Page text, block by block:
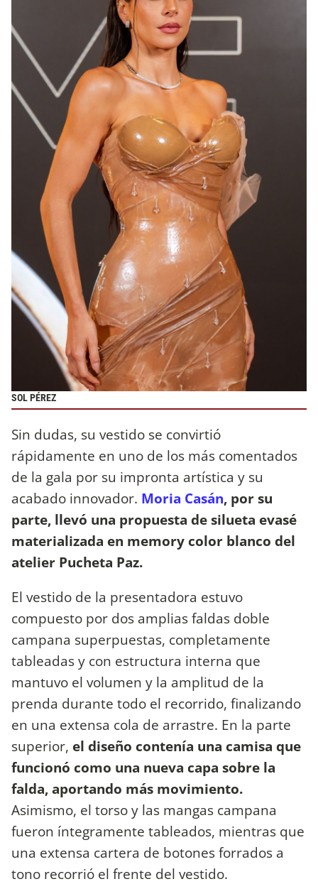
SOL PÉREZ
Sin dudas, su vestido se convirtió
rápidamente en uno de los más comentados
de la gala por su impronta artística y su
acabado innovador. Moria Casán, por su
parte, llevó una propuesta de silueta evasé
materializada en memory color blanco del
atelier Pucheta Paz.
El vestido de la presentadora estuvo
compuesto por dos amplias faldas doble
campana superpuestas, completamente
tableadas y con estructura interna que
mantuvo el volumen y la amplitud de la
prenda durante todo el recorrido, finalizando
en una extensa cola de arrastre. En la parte
superior, el diseño contenía una camisa que
funcionó como una nueva capa sobre la
falda, aportando más movimiento.
Asimismo, el torso y las mangas campana
fueron íntegramente tableados, mientras que
una extensa cartera de botones forrados a
tono recorrió el frente del vestido.